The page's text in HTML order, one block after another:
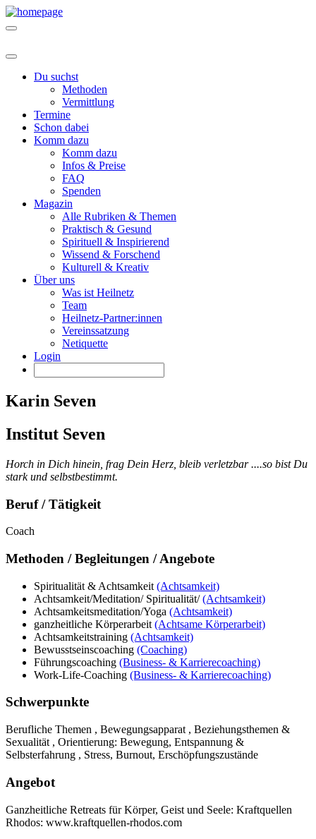
Du suchst
Methoden
Vermittlung
Termine
Schon dabei
Komm dazu
Komm dazu
Infos & Preise
FAQ
Spenden
Magazin
Alle Rubriken & Themen
Praktisch & Gesund
Spirituell & Inspirierend
Wissend & Forschend
Kulturell & Kreativ
Über uns
Was ist Heilnetz
Team
Heilnetz-Partner:innen
Vereinssatzung
Netiquette
Login
Karin Seven
Institut Seven
Horch in Dich hinein, frag Dein Herz, bleib verletzbar ....so bist Du
stark und selbstbestimmt.
Beruf / Tätigkeit
Coach
Methoden / Begleitungen / Angebote
Spiritualität & Achtsamkeit (Achtsamkeit)
Achtsamkeit/Meditation/ Spiritualität/(Achtsamkeit)
Achtsamkeitsmeditation/Yoga (Achtsamkeit)
ganzheitliche Körperarbeit (Achtsame Körperarbeit)
Achtsamkeitstraining (Achtsamkeit)
Bewusstseinscoaching (Coaching)
Führungscoaching (Business- & Karrierecoaching)
Work-Life-Coaching (Business- & Karrierecoaching)
Schwerpunkte
Berufliche Themen , Bewegungsapparat , Beziehungsthemen &
Sexualität , Orientierung: Bewegung, Entspannung &
Selbsterfahrung , Stress, Burnout, Erschöpfungszustände
Angebot
Ganzheitliche Retreats für Körper, Geist und Seele: Kraftquellen
Rhodos: www.kraftquellen-rhodos.com